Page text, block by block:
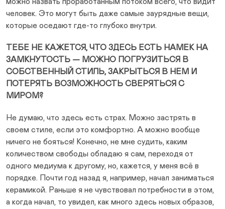
человек. Это могут быть даже самые заурядные вещи,
которые оседают где-то глубоко внутри.
ТЕБЕ НЕ КАЖЕТСЯ, ЧТО ЗДЕСЬ ЕСТЬ НАМЕК НА
ЗАМКНУТОСТЬ — МОЖНО ПОГРУЗИТЬСЯ В
СОБСТВЕННЫЙ СТИЛЬ, ЗАКРЫТЬСЯ В НЕМ И
ПОТЕРЯТЬ ВОЗМОЖНОСТЬ СВЕРЯТЬСЯ С
МИРОМ?
Не думаю, что здесь есть страх. Можно застрять в
своем стиле, если это комфортно. А можно вообще
ничего не бояться! Конечно, не мне судить, каким
количеством свободы обладаю я сам, переходя от
одного медиума к другому, но, кажется, у меня всё в
порядке. Почти год назад я, например, начал заниматься
керамикой. Раньше я не чувствовал потребности в этом,
а когда начал, то увидел, как много здесь новых образов,